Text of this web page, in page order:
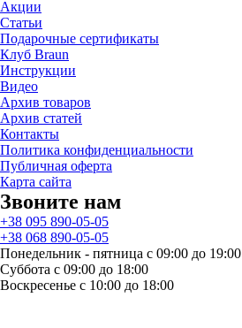
Акции
Статьи
Подарочные сертификаты
Клуб Braun
Инструкции
Видео
Архив товаров
Архив статей
Контакты
Политика конфиденциальности
Публичная оферта
Карта сайта
Звоните нам
+38 095 890-05-05
+38 068 890-05-05
Понедельник - пятница с 09:00 до 19:00
Суббота с 09:00 до 18:00
Воскресенье с 10:00 до 18:00